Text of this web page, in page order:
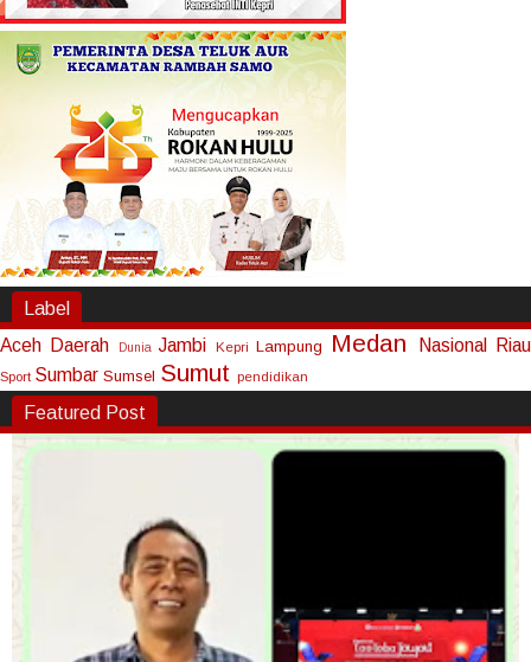
Label
Aceh Daerah Dunia Jambi Kepri Lampung Medan Nasional Riau
Sport Sumbar Sumsel Sumut pendidikan
Featured Post